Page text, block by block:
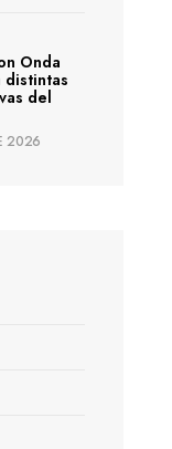
Onda
distintas
del
2026